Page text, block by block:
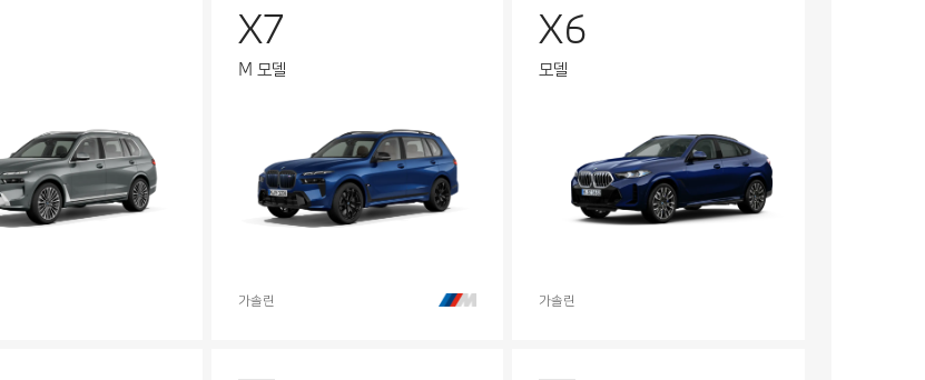
X7
M 모델
가솔린
X6
모델
가솔린